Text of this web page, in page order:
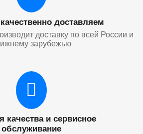
доставляем
доставку по всей России и
зарубежью
качества и сервисное
обслуживание